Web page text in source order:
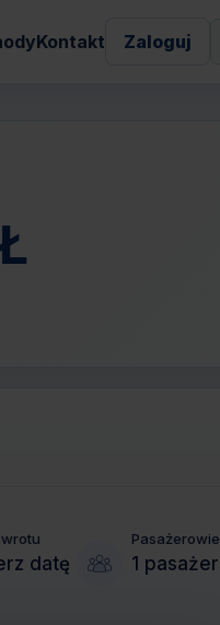
Kontakt Zaloguj
datę
Pasażerowie
1 pasażer